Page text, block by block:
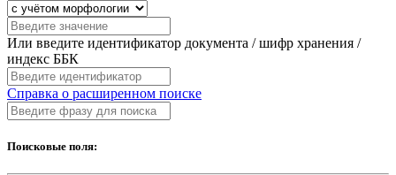
Или введите идентификатор документа / шифр хранения /
индекс ББК
Справка о расширенном поиске
Поисковые поля: